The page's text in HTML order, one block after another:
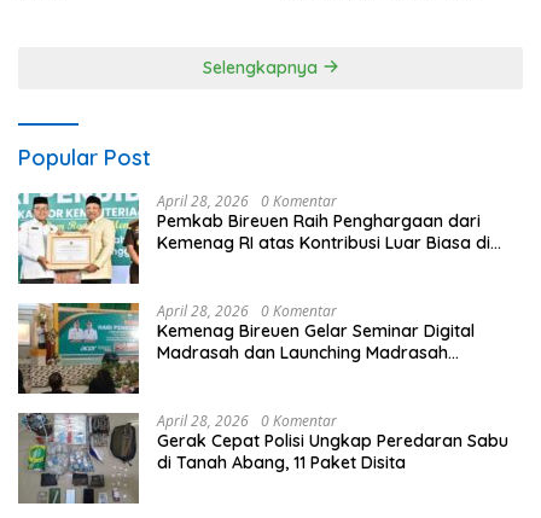
Selengkapnya
Popular Post
April 28, 2026 0 Komentar
Pemkab Bireuen Raih Penghargaan dari
Kemenag RI atas Kontribusi Luar Biasa di
April 28, 2026 0 Komentar
Kemenag Bireuen Gelar Seminar Digital
Madrasah dan Launching Madrasah
April 28, 2026 0 Komentar
Gerak Cepat Polisi Ungkap Peredaran Sabu
di Tanah Abang, 11 Paket Disita